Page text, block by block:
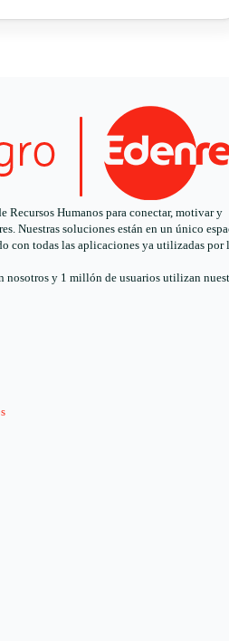
Recursos Humanos para conectar, motivar y
Nuestras soluciones están en un único
con todas las aplicaciones ya utilizadas por
nosotros y 1 millón de usuarios utilizan